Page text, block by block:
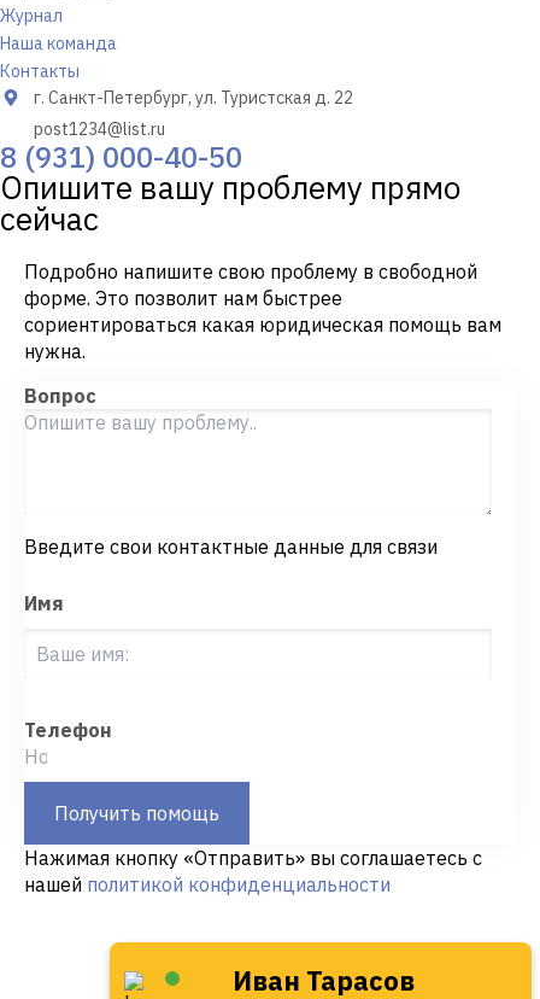
Журнал
Наша команда
Контакты
г. Санкт-Петербург, ул. Туристская д. 22
post1234@list.ru
8 (931) 000-40-50
Опишите вашу проблему прямо
сейчас
Подробно напишите свою проблему в свободной
форме. Это позволит нам быстрее
сориентироваться какая юридическая помощь вам
нужна.
Вопрос
Введите свои контактные данные для связи
Имя
Телефон
Получить помощь
Нажимая кнопку «Отправить» вы соглашаетесь с
нашей политикой конфиденциальности
Иван Тарасов